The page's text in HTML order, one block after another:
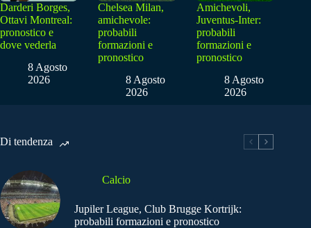
Darderi Borges,
Ottavi Montreal:
pronostico e
dove vederla
8 Agosto
2026
Chelsea Milan,
amichevole:
probabili
formazioni e
pronostico
8 Agosto
2026
Amichevoli,
Juventus-Inter:
probabili
formazioni e
pronostico
8 Agosto
2026
Di tendenza
Calcio
Jupiler League, Club Brugge Kortrijk:
probabili formazioni e pronostico